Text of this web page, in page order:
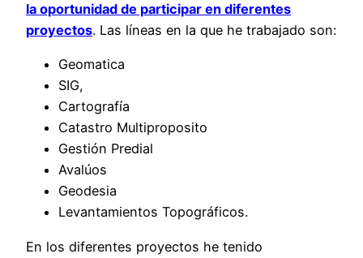
la oportunidad de participar en diferentes
proyectos. Las líneas en la que he trabajado son:
Geomatica
SIG,
Cartografía
Catastro Multiproposito
Gestión Predial
Avalúos
Geodesia
Levantamientos Topográficos.
En los diferentes proyectos he tenido